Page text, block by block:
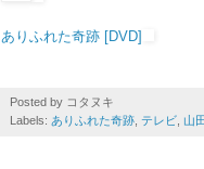
ありふれた奇跡 [DVD]
Posted by コタヌキ
Labels: ありふれた奇跡 テレビ 山